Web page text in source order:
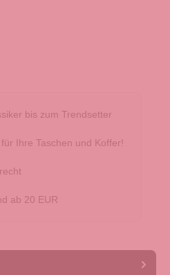
bis zum Trendsetter
Ihre Taschen und Koffer!
ab 20 EUR